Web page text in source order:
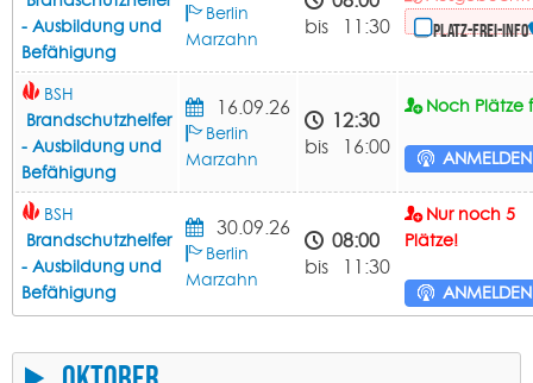
- Ausbildung und
Befähigung
Berlin
Marzahn
bis 11:30
Platz-frei-Info
BSH
Brandschutzhelfer
- Ausbildung und
Befähigung
16.09.26
Berlin
Marzahn
12:30
bis 16:00
Noch Plätze
BSH
Brandschutzhelfer
- Ausbildung und
Befähigung
30.09.26
Berlin
Marzahn
08:00
bis 11:30
Nur noch 5
Plätze!